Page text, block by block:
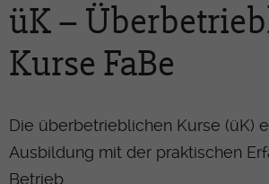
üK –
Kurse FaBe
Die überbetrieblichen Kurse (üK)
Ausbildung mit der praktischen
Betrieb.